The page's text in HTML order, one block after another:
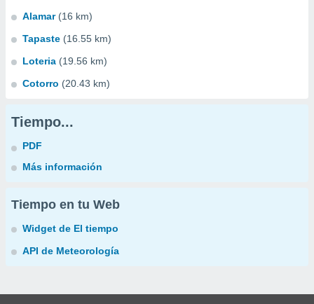
Alamar (16 km)
Tapaste (16.55 km)
Loteria (19.56 km)
Cotorro (20.43 km)
Tiempo...
PDF
Más información
Tiempo en tu Web
Widget de El tiempo
API de Meteorología